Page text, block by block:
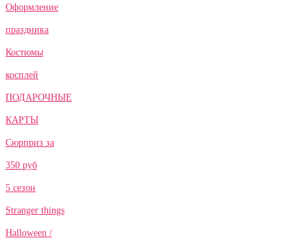
Оформление
праздника
Костюмы
косплей
ПОДАРОЧНЫЕ
КАРТЫ
Сюрприз за
350 руб
5 сезон
Stranger things
Halloween /